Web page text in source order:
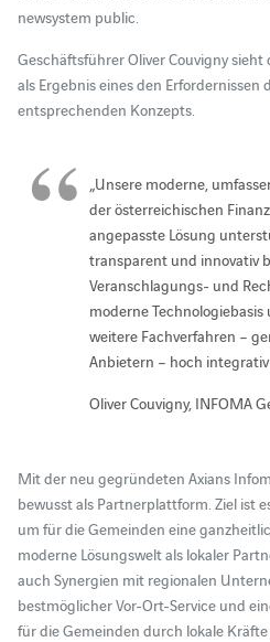
newsystem public.
Geschäftsführer Oliver Couvigny
als Ergebnis eines den
entsprechenden Konzepts.
„Unsere moderne,
der österreichischen
angepasste Lösung
transparent und innovativ
Veranschlagungs- und
moderne
weitere Fachverfahren –
Anbietern – hoch
Oliver Couvigny, INFOMA
Mit der neu gegründeten Axians
bewusst als Partnerplattform. Ziel ist
um für die Gemeinden eine
moderne Lösungswelt als lokaler
auch Synergien mit regionalen
bestmöglicher Vor-Ort-Service und
für die Gemeinden durch lokale